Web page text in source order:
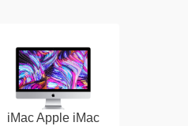
iMac Apple iMac